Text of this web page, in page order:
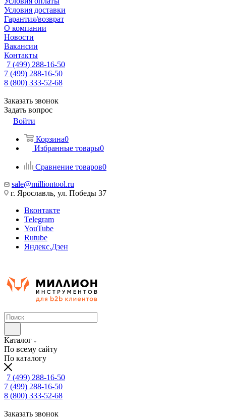
Условия доставки
Гарантия/возврат
О компании
Новости
Вакансии
Контакты
7 (499) 288-16-50
7 (499) 288-16-50
8 (800) 333-52-68
Заказать звонок
Задать вопрос
Войти
Корзина0
Избранные товары0
Сравнение товаров0
sale@milliontool.ru
г. Ярославль, ул. Победы 37
Вконтакте
Telegram
YouTube
Rutube
Яндекс.Дзен
Каталог
По всему сайту
По каталогу
7 (499) 288-16-50
7 (499) 288-16-50
8 (800) 333-52-68
Заказать звонок